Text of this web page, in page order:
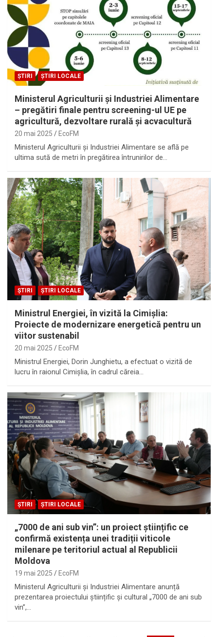
ȘTIRI ȘTIRI LOCALE
Ministerul Agriculturii și Industriei Alimentare
– pregătiri finale pentru screening-ul UE pe
agricultură, dezvoltare rurală și acvacultură
20 mai 2025 EcoFM
Ministerul Agriculturii și Industriei Alimentare se află pe
ultima sută de metri în pregătirea întrunirilor de…
ȘTIRI ȘTIRI LOCALE
Ministrul Energiei, în vizită la Cimișlia:
Proiecte de modernizare energetică pentru un
viitor sustenabil
20 mai 2025 EcoFM
Ministrul Energiei, Dorin Junghietu, a efectuat o vizită de
lucru în raionul Cimișlia, în cadrul căreia…
ȘTIRI ȘTIRI LOCALE
„7000 de ani sub vin”: un proiect științific ce
confirmă existența unei tradiții viticole
milenare pe teritoriul actual al Republicii
Moldova
19 mai 2025 EcoFM
Ministerul Agriculturii și Industriei Alimentare anunță
prezentarea proiectului științific și cultural „7000 de ani sub
vin”,…